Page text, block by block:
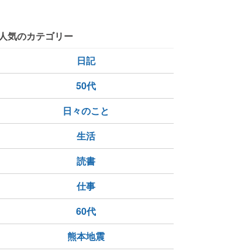
人気のカテゴリー
日記
50代
日々のこと
生活
読書
仕事
60代
熊本地震